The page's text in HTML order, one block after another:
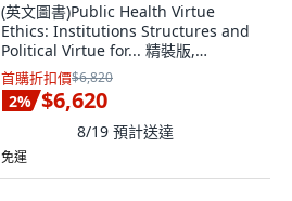
(英文圖書)Public Health Virtue
Ethics: Institutions Structures and
Political Virtue for... 精裝版,
Routledge, 英文
首購折扣價$6,820
2% $6,620
8/19 預計送達
免運